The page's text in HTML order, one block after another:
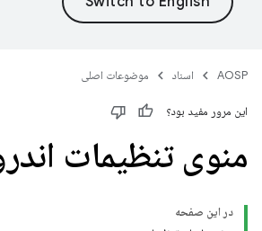
AOSP اسناد موضوعات اصلی
این مرور مفید بود؟
منوی تنظیمات
در این صفحه